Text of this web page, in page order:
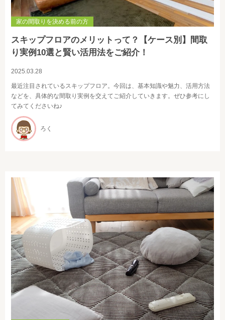
家の間取りを決める前の方
スキップフロアのメリットって？【ケース別】間取
り実例10選と賢い活用法をご紹介！
2025.03.28
最近注目されているスキップフロア。今回は、基本知識や魅力、活用方法
などを、具体的な間取り実例を交えてご紹介していきます。ぜひ参考にし
てみてくださいね♪
ろく